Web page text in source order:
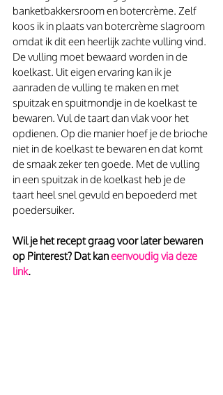
banketbakkersroom en botercrème. Zelf
koos ik in plaats van botercrème slagroom
omdat ik dit een heerlijk zachte vulling vind.
De vulling moet bewaard worden in de
koelkast. Uit eigen ervaring kan ik je
aanraden de vulling te maken en met
spuitzak en spuitmondje in de koelkast te
bewaren. Vul de taart dan vlak voor het
opdienen. Op die manier hoef je de brioche
niet in de koelkast te bewaren en dat komt
de smaak zeker ten goede. Met de vulling
in een spuitzak in de koelkast heb je de
taart heel snel gevuld en bepoederd met
poedersuiker.
Wil je het recept graag voor later bewaren
op Pinterest? Dat kan eenvoudig via deze
link.